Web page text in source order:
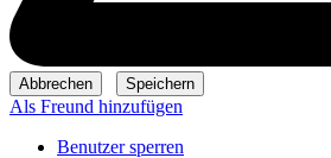
Als Freund hinzufügen
Benutzer sperren